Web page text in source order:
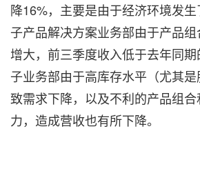
降16%，主要是由于经济环境发
子产品解决方案业务部由于产品
增大，前三季度收入低于去年同
子业务部由于高库存水平（尤其
致需求下降，以及不利的产品组
力，造成营收也有所下降。